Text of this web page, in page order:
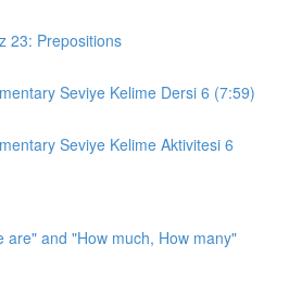
23: Prepositions
Seviye Kelime Dersi 6 (7:59)
Seviye Kelime Aktivitesi 6
are" and "How much, How many"